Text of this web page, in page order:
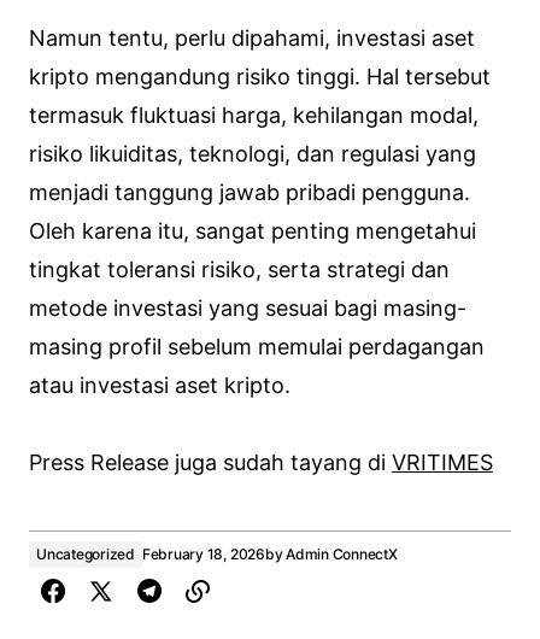
Namun tentu, perlu dipahami, investasi aset
kripto mengandung risiko tinggi. Hal tersebut
termasuk fluktuasi harga, kehilangan modal,
risiko likuiditas, teknologi, dan regulasi yang
menjadi tanggung jawab pribadi pengguna.
Oleh karena itu, sangat penting mengetahui
tingkat toleransi risiko, serta strategi dan
metode investasi yang sesuai bagi masing-
masing profil sebelum memulai perdagangan
atau investasi aset kripto.
Press Release juga sudah tayang di VRITIMES
Uncategorized February 18, 2026byAdmin ConnectX